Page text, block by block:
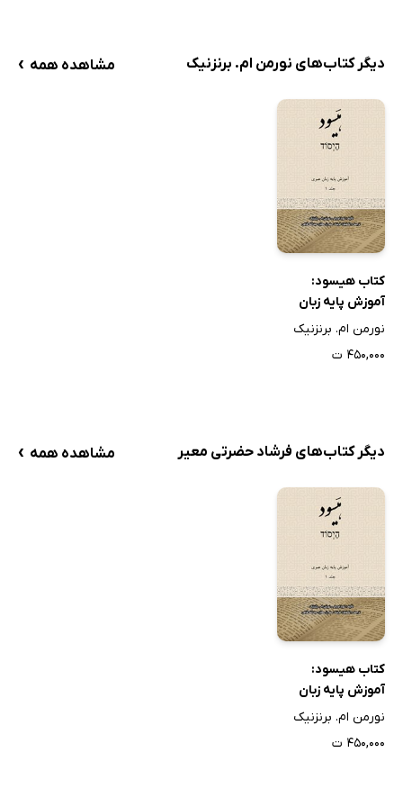
دیگر کتاب‌های نورمن ام. برنزنیک مشاهده همه ›
کتاب هیسود:
آموزش پایه زبان
عبری (جلد 1)
نورمن ام. برنزنیک
۴۵۰,۰۰۰ ت
دیگر کتاب‌های فرشاد حضرتی معیر مشاهده همه ›
کتاب هیسود:
آموزش پایه زبان
عبری (جلد 1)
نورمن ام. برنزنیک
۴۵۰,۰۰۰ ت